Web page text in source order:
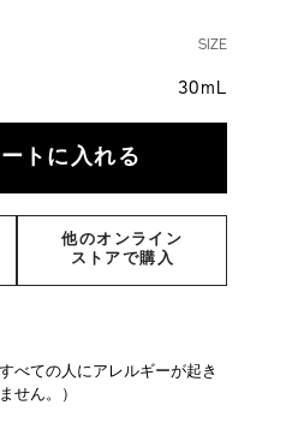
SIZE
30mL
トに入れる
他のオンライン
ストアで購入
べての人にアレルギーが起き
せん。）